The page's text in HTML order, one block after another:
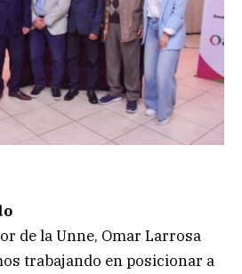
de la Unne, Omar Larrosa
trabajando en posicionar a